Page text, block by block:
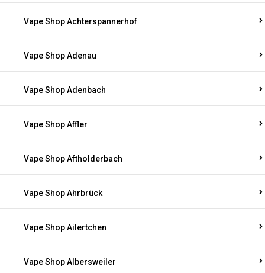
Vape Shop Achterspannerhof
Vape Shop Adenau
Vape Shop Adenbach
Vape Shop Affler
Vape Shop Aftholderbach
Vape Shop Ahrbrück
Vape Shop Ailertchen
Vape Shop Albersweiler